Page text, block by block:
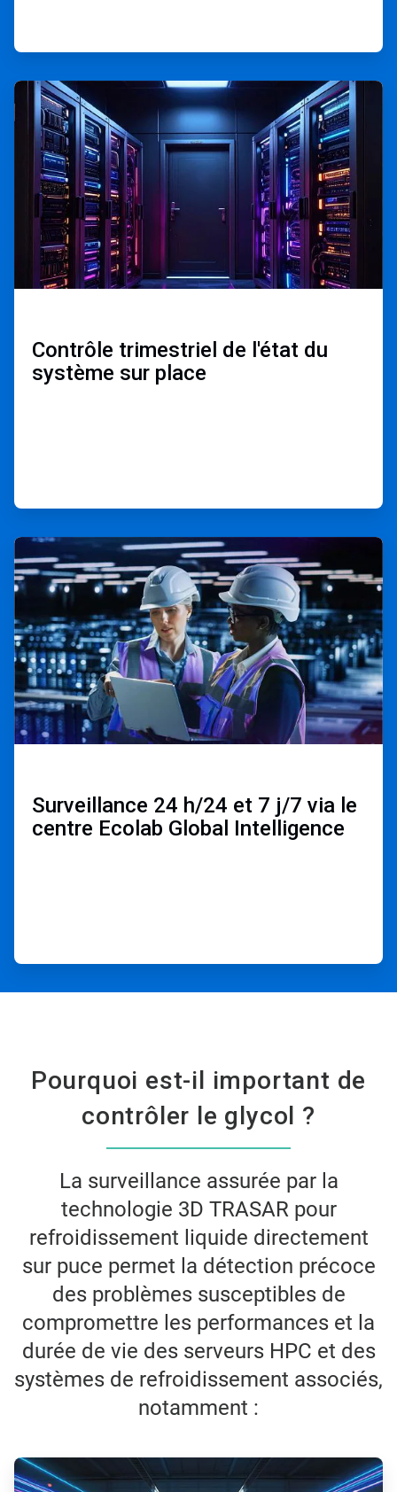
ArticleTile
2
de
Contrôle trimestriel de l'état ​ du
système sur place​
ArticleTile
3
de
3
Surveillance 24 h/24 et 7 j/7 via le
centre Ecolab Global Intelligence ​
Pourquoi est-il important de
contrôler le glycol ?​
La surveillance assurée par la
technologie 3D TRASAR pour
refroidissement liquide directement
sur puce permet la détection précoce
des problèmes susceptibles de
compromettre les performances et la
durée de vie des serveurs HPC et des
systèmes de refroidissement associés,
notamment :
ArticleTile
1